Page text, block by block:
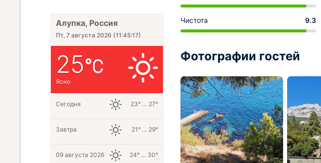
Чистота 9.3
Фотографии гостей
Алупка, Россия
Пт, 7 августа 2026 (11:45:18)
25
Ясно
Сегодня 23° … 27°
Завтра 21° … 29°
09 августа 2026 24° … 30°